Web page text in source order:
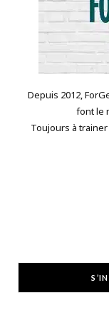
Depuis 2012,
font le
Toujours à